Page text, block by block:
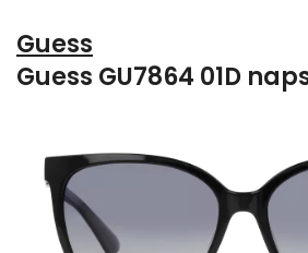
Guess
Guess GU7864 01D